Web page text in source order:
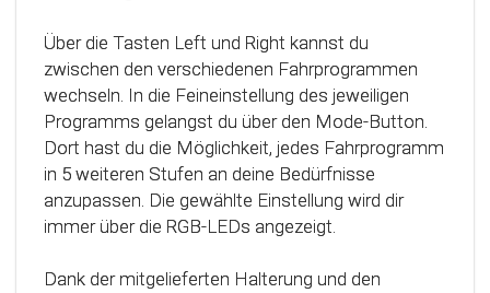
Über die Tasten Left und Right kannst du
zwischen den verschiedenen Fahrprogrammen
wechseln. In die Feineinstellung des jeweiligen
Programms gelangst du über den Mode-Button.
Dort hast du die Möglichkeit, jedes Fahrprogramm
in 5 weiteren Stufen an deine Bedürfnisse
anzupassen. Die gewählte Einstellung wird dir
immer über die RGB-LEDs angezeigt.
Dank der mitgelieferten Halterung und den
Technologie werden alle Potenziale deines
Fahrzeuges erkannt und können optimal genutzt
werden.